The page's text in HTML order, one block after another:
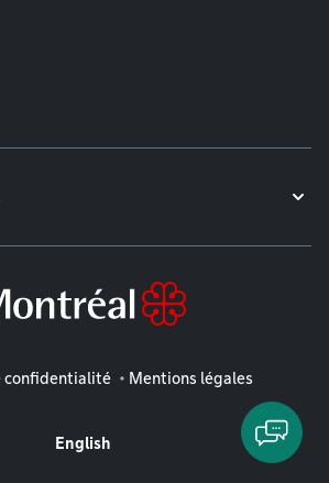
confidentialité Mentions légales
English